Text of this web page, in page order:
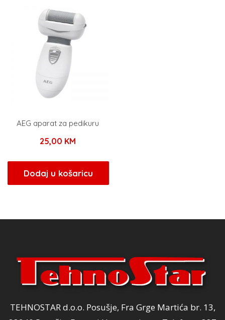
AEG aparat za pedikuru
25,00 KM
Dodaj u košaricu
TEHNOSTAR d.o.o. Posušje, Fra Grge Martića br. 13,